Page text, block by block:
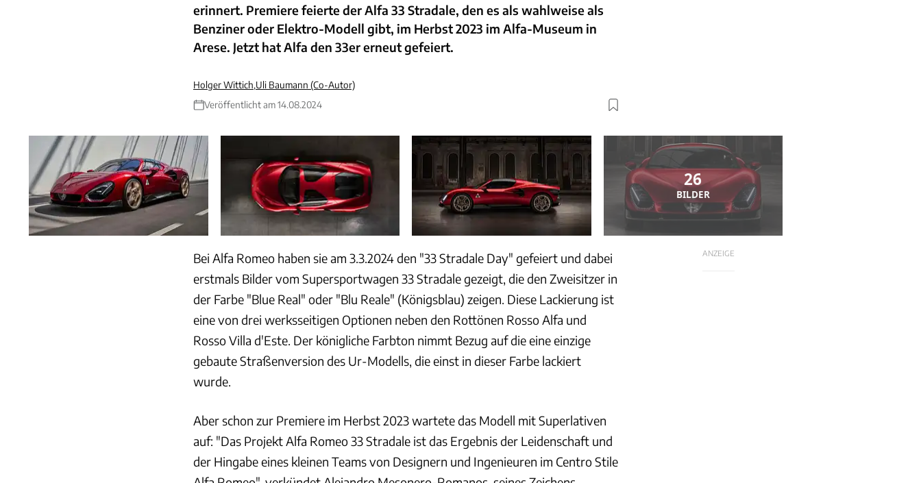
erinnert. Premiere feierte der Alfa 33 Stradale, den es als wahlweise als
Benziner oder Elektro-Modell gibt, im Herbst 2023 im Alfa-Museum in
Arese. Jetzt hat Alfa den 33er erneut gefeiert.
Holger Wittich,Uli Baumann (Co-Autor)
Veröffentlicht am 14.08.2024
26
BILDER
ANZEIGE
Bei Alfa Romeo haben sie am 3.3.2024 den "33 Stradale Day" gefeiert und dabei
erstmals Bilder vom Supersportwagen 33 Stradale gezeigt, die den Zweisitzer in
der Farbe "Blue Real" oder "Blu Reale" (Königsblau) zeigen. Diese Lackierung ist
eine von drei werksseitigen Optionen neben den Rottönen Rosso Alfa und
Rosso Villa d'Este. Der königliche Farbton nimmt Bezug auf die eine einzige
gebaute Straßenversion des Ur-Modells, die einst in dieser Farbe lackiert
wurde.
Aber schon zur Premiere im Herbst 2023 wartete das Modell mit Superlativen
auf: "Das Projekt Alfa Romeo 33 Stradale ist das Ergebnis der Leidenschaft und
der Hingabe eines kleinen Teams von Designern und Ingenieuren im Centro Stile